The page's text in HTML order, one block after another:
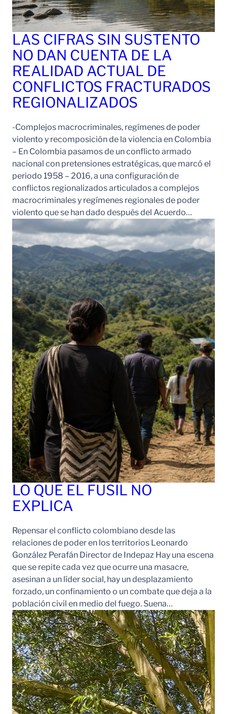
LAS CIFRAS SIN SUSTENTO
NO DAN CUENTA DE LA
REALIDAD ACTUAL DE
CONFLICTOS FRACTURADOS
REGIONALIZADOS
-Complejos macrocriminales, regímenes de poder
violento y recomposición de la violencia en Colombia
– En Colombia pasamos de un conflicto armado
nacional con pretensiones estratégicas, que marcó el
periodo 1958 – 2016, a una configuración de
conflictos regionalizados articulados a complejos
macrocriminales y regímenes regionales de poder
violento que se han dado después del Acuerdo…
LO QUE EL FUSIL NO
EXPLICA
Repensar el conflicto colombiano desde las
relaciones de poder en los territorios Leonardo
González Perafán Director de Indepaz Hay una escena
que se repite cada vez que ocurre una masacre,
asesinan a un líder social, hay un desplazamiento
forzado, un confinamiento o un combate que deja a la
población civil en medio del fuego. Suena…